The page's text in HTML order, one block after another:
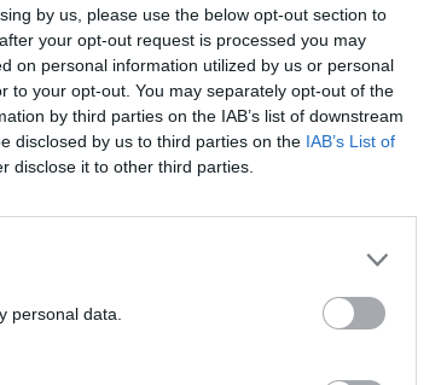
by us, please use the below opt-out section to
your opt-out request is processed you may
on personal information utilized by us or personal
to your opt-out. You may separately opt-out of the
by third parties on the IAB’s list of downstream
disclosed by us to third parties on the IAB’s List of
disclose it to other third parties.
personal data.
5
Tutti gli eventi
diagosto
nostro territorio e
in modo puntuale.